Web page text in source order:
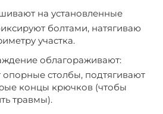
на установленные
болтами, натягиваю
участка.
облагораживают:
столбы, подтягивают
концы крючков (чтобы
травмы).